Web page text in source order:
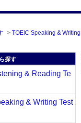
> TOEIC Speaking &
探す
& Reading Te
& Writing Test